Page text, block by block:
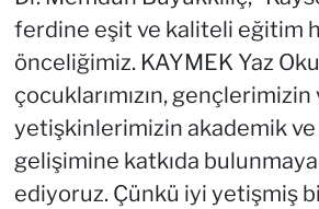
ferdine eşit ve kaliteli eğitim
önceliğimiz. KAYMEK Yaz
çocuklarımızın, gençlerimizin
yetişkinlerimizin akademik ve
gelişimine katkıda
ediyoruz. Çünkü iyi yetişmiş